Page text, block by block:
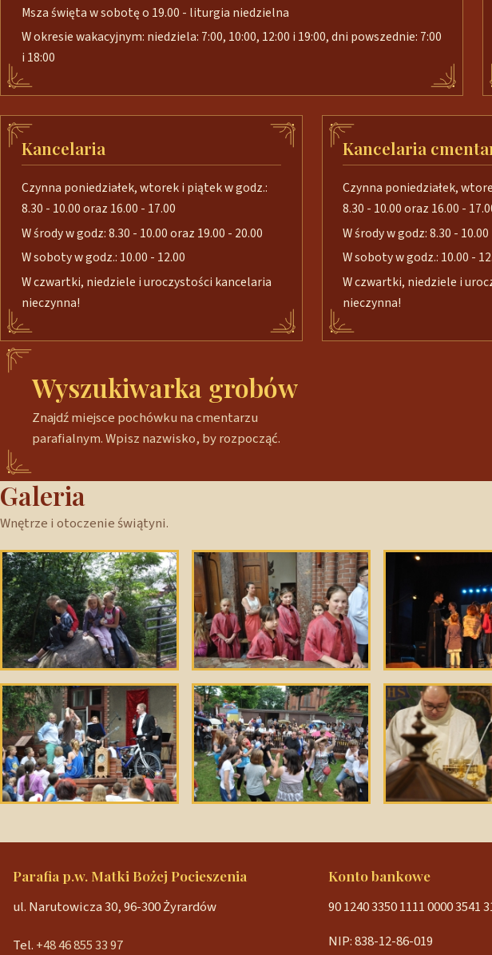
Msza święta w sobotę o 19.00 - liturgia niedzielna
W okresie wakacyjnym: niedziela: 7:00, 10:00, 12:00 i 19:00, dni powszednie: 7:00
i 18:00
Kancelaria
Czynna poniedziałek, wtorek i piątek w godz.:
8.30 - 10.00 oraz 16.00 - 17.00
W środy w godz: 8.30 - 10.00 oraz 19.00 - 20.00
W soboty w godz.: 10.00 - 12.00
W czwartki, niedziele i uroczystości kancelaria
nieczynna!
Kancelaria
Czynna poniedziałek,
8.30 - 10.00 oraz 16.00 -
W środy w godz: 8.30 - 10.00
W soboty w godz.: 10.00 -
W czwartki, niedziele i
nieczynna!
Wyszukiwarka grobów
Znajdź miejsce pochówku na cmentarzu
parafialnym. Wpisz nazwisko, by rozpocząć.
Galeria
Wnętrze i otoczenie świątyni.
Parafia p.w. Matki Bożej Pocieszenia
ul. Narutowicza 30, 96-300 Żyrardów
Tel. +48 46 855 33 97
Konto bankowe
90 1240 3350 1111 0000 3541
NIP: 838-12-86-019